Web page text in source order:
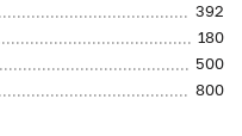
392
180
500
800